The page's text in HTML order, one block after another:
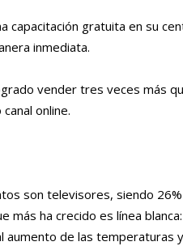
gratuita en su
inmediata.
vender tres veces más
online.
son televisores, siendo
más ha crecido es línea
aumento de las temperaturas